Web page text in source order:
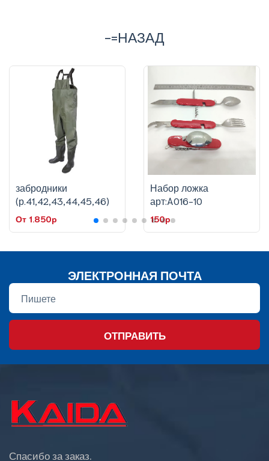
-=НАЗАД
забродники
(р.41,42,43,44,45,46)
От 1.850p
Набор ложка
арт:A016-10
150p
ЭЛЕКТРОННАЯ ПОЧТА
ОТПРАВИТЬ
Спасибо за заказ.